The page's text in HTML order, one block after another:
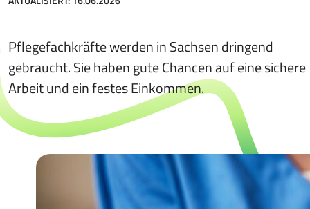
Pflegefachkräfte werden in Sachsen dringend
gebraucht. Sie haben gute Chancen auf eine sichere
Arbeit und ein festes Einkommen.